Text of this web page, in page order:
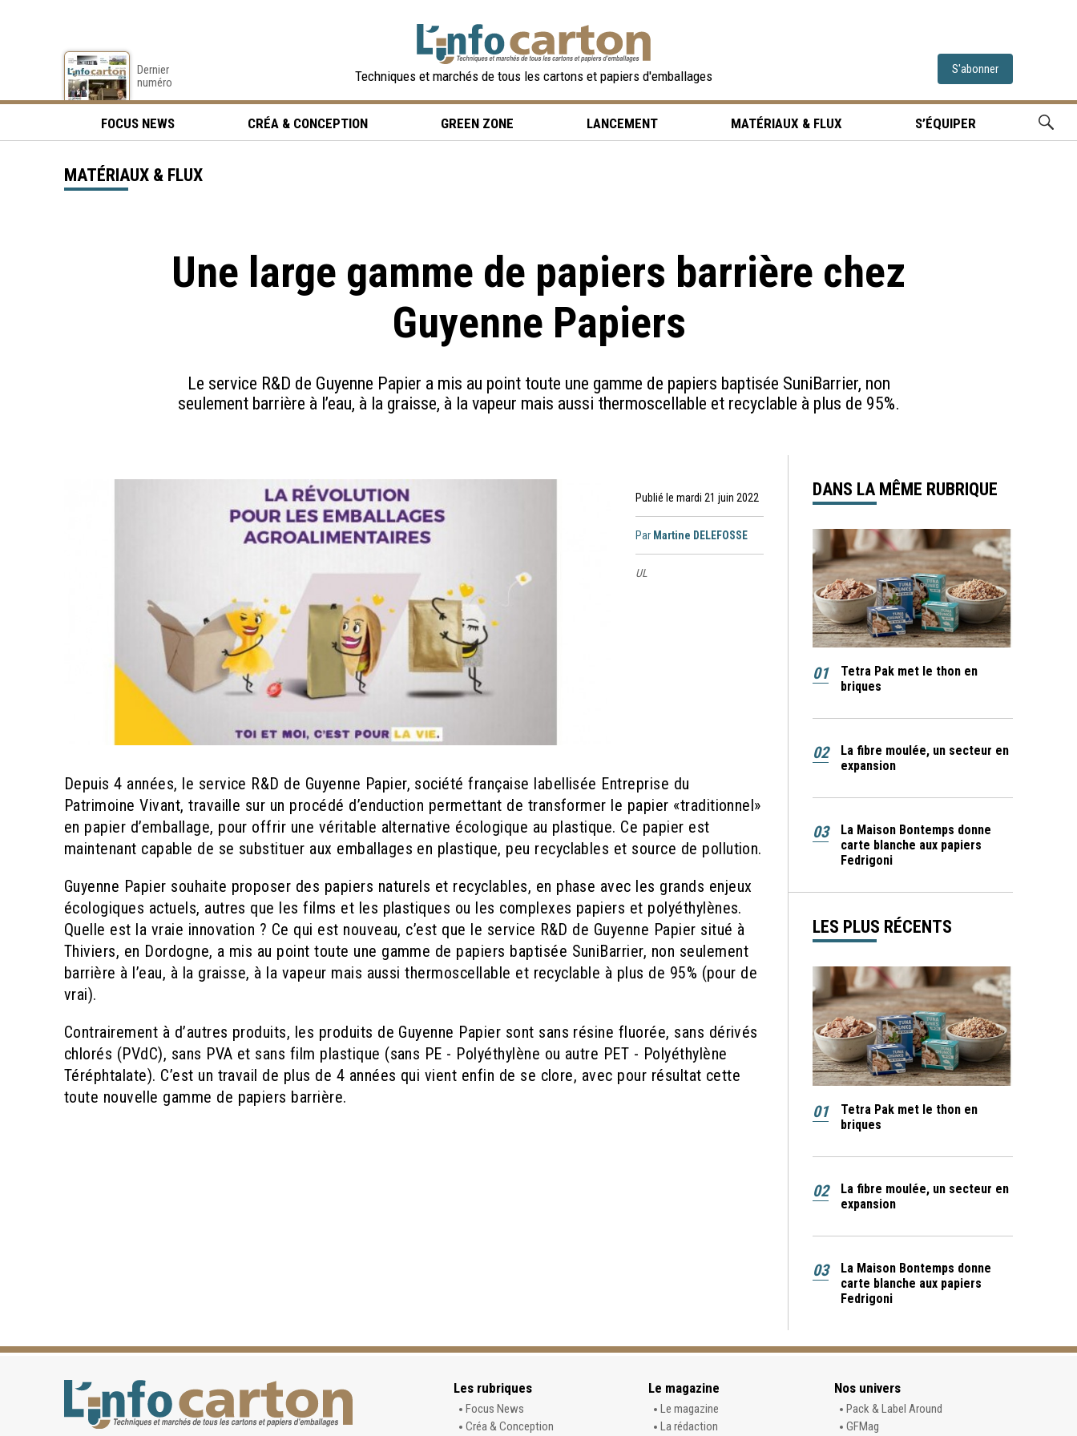
Dernier
numéro
Techniques et marchés de tous les cartons et papiers d'emballages S'abonner
FOCUS NEWS CRÉA & CONCEPTION GREEN ZONE LANCEMENT MATÉRIAUX & FLUX S’ÉQUIPER
Une large gamme de papiers barrière chez
Guyenne Papiers
Le service R&D de Guyenne Papier a mis au point toute une gamme de papiers baptisée SuniBarrier, non
seulement barrière à l’eau, à la graisse, à la vapeur mais aussi thermoscellable et recyclable à plus de 95%.
MATÉRIAUX & FLUX
Publié le mardi 21 juin 2022
Par Martine DELEFOSSE
UL
Depuis 4 années, le service R&D de Guyenne Papier, société française labellisée Entreprise du
Patrimoine Vivant, travaille sur un procédé d’enduction permettant de transformer le papier «traditionnel»
en papier d’emballage, pour offrir une véritable alternative écologique au plastique. Ce papier est
maintenant capable de se substituer aux emballages en plastique, peu recyclables et source de pollution.
Guyenne Papier souhaite proposer des papiers naturels et recyclables, en phase avec les grands enjeux
écologiques actuels, autres que les films et les plastiques ou les complexes papiers et polyéthylènes.
Quelle est la vraie innovation ? Ce qui est nouveau, c’est que le service R&D de Guyenne Papier situé à
Thiviers, en Dordogne, a mis au point toute une gamme de papiers baptisée SuniBarrier, non seulement
barrière à l’eau, à la graisse, à la vapeur mais aussi thermoscellable et recyclable à plus de 95% (pour de
vrai).
Contrairement à d’autres produits, les produits de Guyenne Papier sont sans résine fluorée, sans dérivés
chlorés (PVdC), sans PVA et sans film plastique (sans PE - Polyéthylène ou autre PET - Polyéthylène
Téréphtalate). C’est un travail de plus de 4 années qui vient enfin de se clore, avec pour résultat cette
toute nouvelle gamme de papiers barrière.
DANS LA MÊME RUBRIQUE
01
Tetra Pak met le thon en
briques
02
La fibre moulée, un secteur en
expansion
03
La Maison Bontemps donne
carte blanche aux papiers
Fedrigoni
LES PLUS RÉCENTS
01
Tetra Pak met le thon en
briques
02
La fibre moulée, un secteur en
expansion
03
La Maison Bontemps donne
carte blanche aux papiers
Fedrigoni
Les rubriques
Focus News
Créa & Conception
Le magazine
Le magazine
La rédaction
Nos univers
Pack & Label Around
GFMag